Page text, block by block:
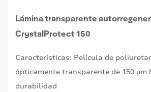
Lámina transparente
CrystalProtect 150
Características: Película de
ópticamente transparente de 150 µm
durabilidad